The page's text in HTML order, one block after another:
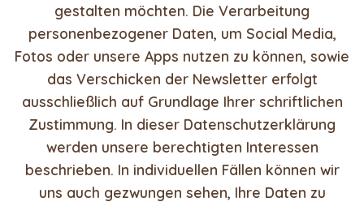
gestalten möchten. Die Verarbeitung
personenbezogener Daten, um Social Media,
Fotos oder unsere Apps nutzen zu können, sowie
das Verschicken der Newsletter erfolgt
ausschließlich auf Grundlage Ihrer schriftlichen
Zustimmung. In dieser Datenschutzerklärung
werden unsere berechtigten Interessen
beschrieben. In individuellen Fällen können wir
uns auch gezwungen sehen, Ihre Daten zu